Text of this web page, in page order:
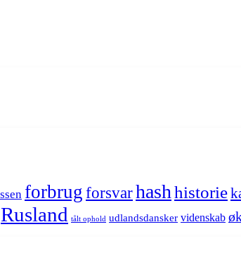
forbrugforsvarhash historie
Rusland tålt ophold udlandsdansker videnskab